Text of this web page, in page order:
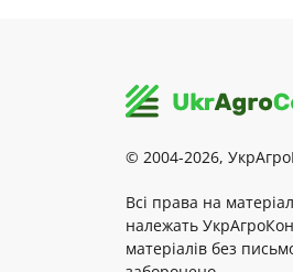
© 2004-2026,
Всі права на
належать
матеріалів без